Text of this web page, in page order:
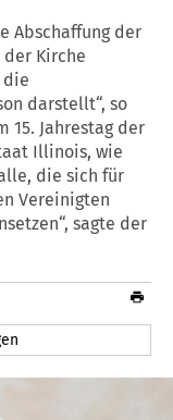
Abschaffung der
der Kirche
die
darstellt“, so
15. Jahrestag der
Illinois, wie
die sich für
Vereinigten
sagte der